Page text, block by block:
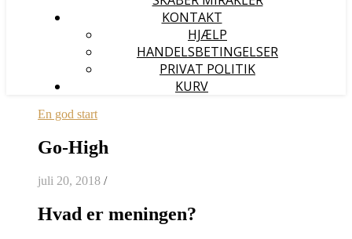
KONTAKT
HJÆLP
HANDELSBETINGELSER
PRIVAT POLITIK
KURV
En god start
Go-High
juli 20, 2018 /
Hvad er meningen?